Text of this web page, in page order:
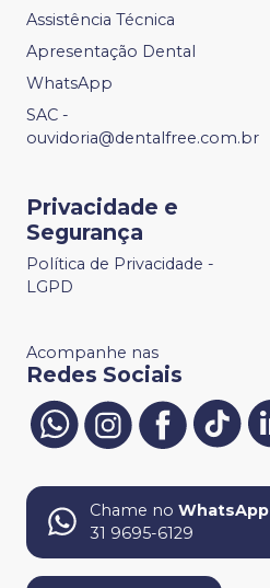
Assistência Técnica
Apresentação Dental
WhatsApp
SAC -
ouvidoria@dentalfree.com.br
Privacidade e
Segurança
Política de Privacidade -
LGPD
Acompanhe nas
Redes Sociais
Chame no WhatsApp
31 9695-6129